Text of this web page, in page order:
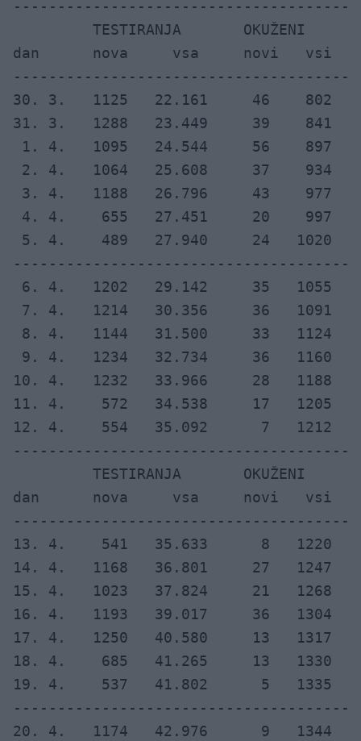
TESTIRANJA       OKUŽENI
dan      nova     vsa     novi   vsi
30. 3.   1125   22.161     46    802
31. 3.   1288   23.449     39    841
1. 4.   1095   24.544     56    897
2. 4.   1064   25.608     37    934
3. 4.   1188   26.796     43    977
4. 4.    655   27.451     20    997
5. 4.    489   27.940     24   1020
6. 4.   1202   29.142     35   1055
7. 4.   1214   30.356     36
8. 4.   1144   31.500     33
9. 4.   1234   32.734     36
10. 4.   1232   33.966     28
11. 4.    572   34.538     17
12. 4.    554   35.092      7
TESTIRANJA       OKUŽENI
dan      nova     vsa     novi   vsi
13. 4.    541   35.633      8   1220
14. 4.   1168   36.801     27
15. 4.   1023   37.824     21
16. 4.   1193   39.017     36
17. 4.   1250   40.580     13
18. 4.    685   41.265     13
19. 4.    537   41.802      5
20. 4.   1174   42.976      9